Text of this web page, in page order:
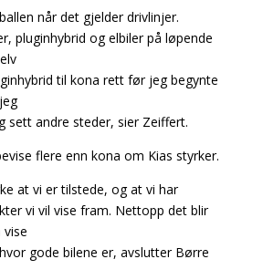
når det gjelder drivlinjer.
pluginhybrid og elbiler på løpende
til kona rett før jeg begynte
andre steder, sier Zeiffert.
flere enn kona om Kias styrker.
at vi er tilstede, og at vi har
vi vil vise fram. Nettopp det blir
gode bilene er, avslutter Børre